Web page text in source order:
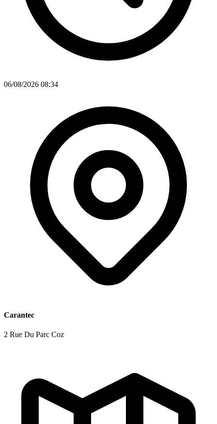
06/08/2026 08:34
Carantec
2 Rue Du Parc Coz